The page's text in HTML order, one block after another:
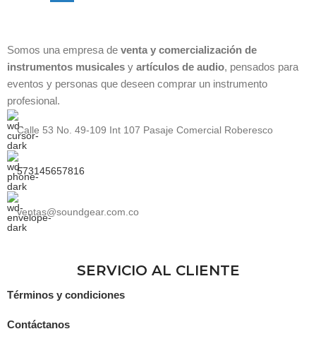
Somos una empresa de venta y comercialización de
instrumentos musicales y artículos de audio, pensados para
eventos y personas que deseen comprar un instrumento
profesional.
Calle 53 No. 49-109 Int 107 Pasaje Comercial Roberesco
573145657816
ventas@soundgear.com.co
SERVICIO AL CLIENTE
Términos y condiciones
Contáctanos